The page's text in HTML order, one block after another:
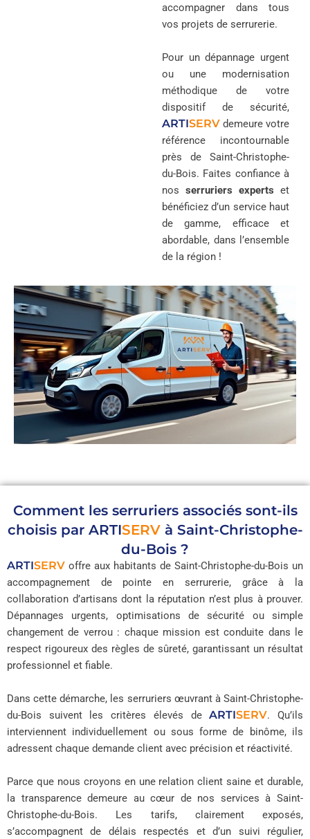
accompagner dans tous
vos projets de serrurerie.
Pour un dépannage urgent
ou une modernisation
méthodique de votre
dispositif de sécurité,
ARTISERV demeure votre
référence incontournable
près de Saint-Christophe-
du-Bois. Faites confiance à
nos serruriers experts et
bénéficiez d’un service haut
de gamme, efficace et
abordable, dans l’ensemble
de la région !
Comment les serruriers associés sont-ils
choisis par ARTISERVà Saint-Christophe-
du-Bois ?
ARTISERV offre aux habitants de Saint-Christophe-du-Bois un
accompagnement de pointe en serrurerie, grâce à la
collaboration d’artisans dont la réputation n’est plus à prouver.
Dépannages urgents, optimisations de sécurité ou simple
changement de verrou : chaque mission est conduite dans le
respect rigoureux des règles de sûreté, garantissant un résultat
professionnel et fiable.
Dans cette démarche, les serruriers œuvrant à Saint-Christophe-
du-Bois suivent les critères élevés deARTISERV. Qu’ils
interviennent individuellement ou sous forme de binôme, ils
adressent chaque demande client avec précision et réactivité.
Parce que nous croyons en une relation client saine et durable,
la transparence demeure au cœur de nos services à Saint-
Christophe-du-Bois. Les tarifs, clairement exposés,
s’accompagnent de délais respectés et d’un suivi régulier,